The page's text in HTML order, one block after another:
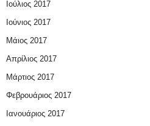
Ιούλιος 2017
Ιούνιος 2017
Μάιος 2017
Απρίλιος 2017
Μάρτιος 2017
Φεβρουάριος 2017
Ιανουάριος 2017